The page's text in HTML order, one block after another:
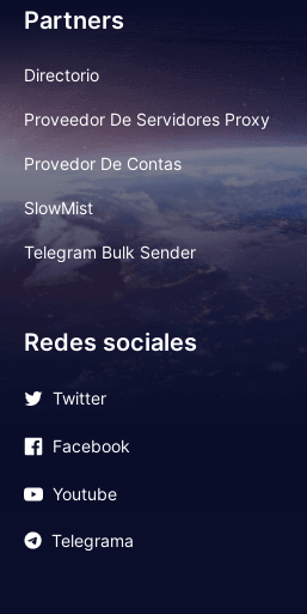
Partners
Directorio
Proveedor De Servidores Proxy
Provedor De Contas
SlowMist
Telegram Bulk Sender
Redes sociales
Twitter
Facebook
Youtube
Telegrama